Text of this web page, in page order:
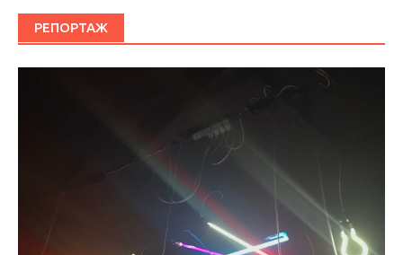
РЕПОРТАЖ